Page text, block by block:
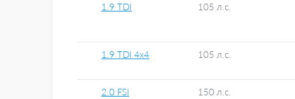
1.9 TDI 105 л.с.
1.9 TDI 4x4 105 л.с.
2.0 FSI 150 л.с.